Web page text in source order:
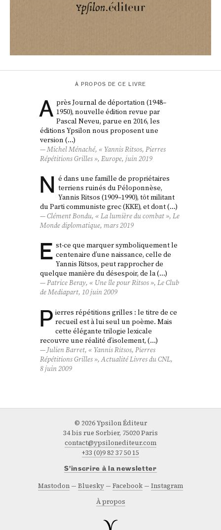
À PROPOS DE CE LIVRE
A près Journal de déportation (1948–
1950), nouvelle édition revue par
Pascal Neveu, parue en 2016, les
éditions Ypsilon nous proposent une
version (…)
Michel Ménaché, « Yannis Ritsos,Pierres
Répétitions Grilles»,Europe, juin 2019
N é dans une famille de propriétaires
terriens ruinés du Péloponnèse,
Yannis Ritsos (1909–1990), tôt militant
du Parti communiste grec (KKE), et dont (…)
Clément Bondu, « La lumière du combat »,Le
Monde diplomatique, mars 2019
E st-ce que marquer symboliquement le
centenaire d’une naissance, celle de
Yannis Ritsos, peut rapprocher de
quelque manière du désespoir, de la (…)
Patrice Beray, « Une île pour Ritsos »,Le Club
de Mediapart, 10 juin 2009
P ierres répétitions grilles : le titre de ce
recueil est à lui seul un poème. Mais
cette élégante trilogie lexicale
recouvre une réalité d’isolement, (…)
Julien Barret, « Yannis Ritsos,Pierres
Répétitions Grilles»,Actualité Livres du CNL,
8 juin 2009
© 2026 Ypsilon Éditeur
34 bis rue Sorbier, 75020 Paris
contact@ypsilonediteur.com
+33 (0)9 82 37 50 15
S’inscrire à la newsletter
Mastodon Bluesky Facebook
Instagram
À propos